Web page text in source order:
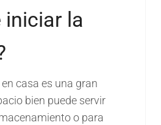
iniciar la
casa es una gran
bien puede servir
o para